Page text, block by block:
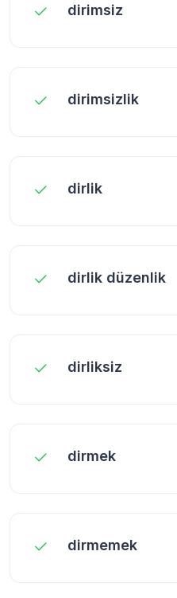
dirimsiz
dirimsizlik
dirlik
dirlik düzenlik
dirliksiz
dirmek
dirmemek